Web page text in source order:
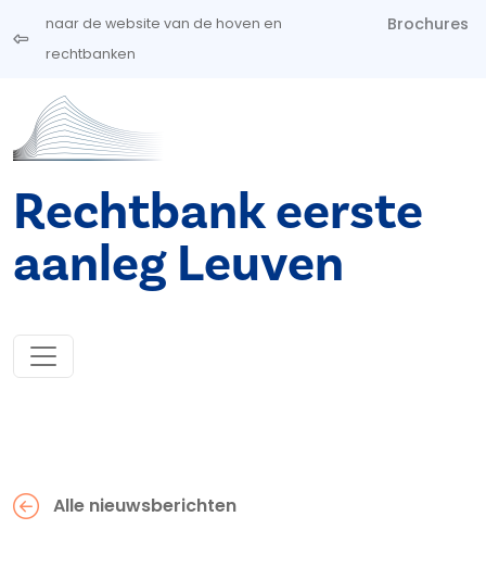
Overslaan en naar de inhoud gaan
naar de website van de hoven en
rechtbanken
Brochures
Rechtbank eerste
aanleg Leuven
Alle nieuwsberichten